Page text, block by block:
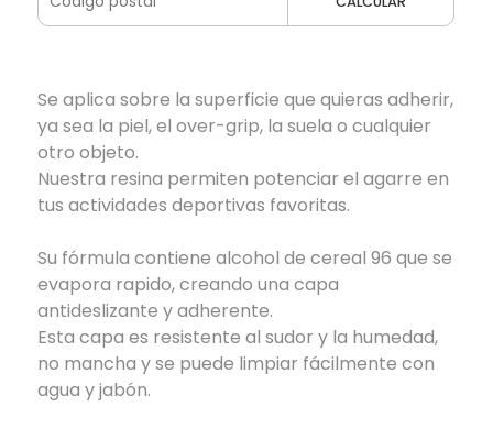
Se aplica sobre la superficie que quieras adherir,
ya sea la piel, el over-grip, la suela o cualquier
otro objeto.
Nuestra resina permiten potenciar el agarre en
tus actividades deportivas favoritas.
Su fórmula contiene alcohol de cereal 96 que se
evapora rapido, creando una capa
antideslizante y adherente.
Esta capa es resistente al sudor y la humedad,
no mancha y se puede limpiar fácilmente con
agua y jabón.